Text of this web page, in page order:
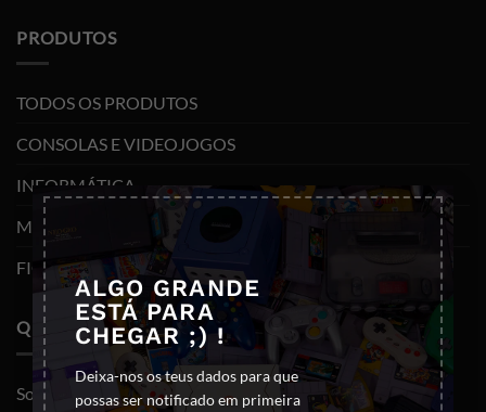
ALGO GRANDE
ESTÁ PARA
CHEGAR ;) !
Deixa-nos os teus dados para que
possas ser notificado em primeira
×
PRODUTOS
TODOS OS PRODUTOS
CONSOLAS E VIDEOJOGOS
INFORMÁTICA
MOBILIDADE
FIGURAS FUNKO POP
QUEM SOMOS
Sobre nós